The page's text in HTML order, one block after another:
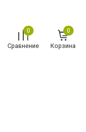
0
Сравнение
0
Корзина